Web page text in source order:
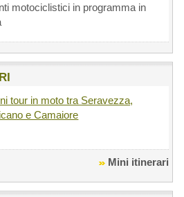
motociclistici in programma in
tour in moto tra Seravezza,
e Camaiore
Mini itinerari